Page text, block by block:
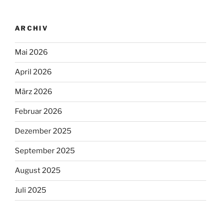
ARCHIV
Mai 2026
April 2026
März 2026
Februar 2026
Dezember 2025
September 2025
August 2025
Juli 2025